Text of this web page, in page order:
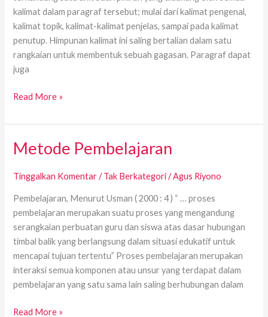
kalimat dalam paragraf tersebut; mulai dari kalimat pengenal,
kalimat topik, kalimat-kalimat penjelas, sampai pada kalimat
penutup. Himpunan kalimat ini saling bertalian dalam satu
rangkaian untuk membentuk sebuah gagasan. Paragraf dapat
juga
Read More »
Metode Pembelajaran
Tinggalkan Komentar /Tak Berkategori/Agus Riyono
Pembelajaran, Menurut Usman ( 2000 : 4 ) “ … proses
pembelajaran merupakan suatu proses yang mengandung
serangkaian perbuatan guru dan siswa atas dasar hubungan
timbal balik yang berlangsung dalam situasi edukatif untuk
mencapai tujuan tertentu” Proses pembelajaran merupakan
interaksi semua komponen atau unsur yang terdapat dalam
pembelajaran yang satu sama lain saling berhubungan dalam
Metode
Read More »